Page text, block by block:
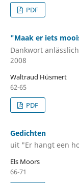
PDF
"Maak er iets
Dankwort
2008
Waltraud Hüsmert
62-65
PDF
Gedichten
uit "Er hangt een
Els Moors
66-71